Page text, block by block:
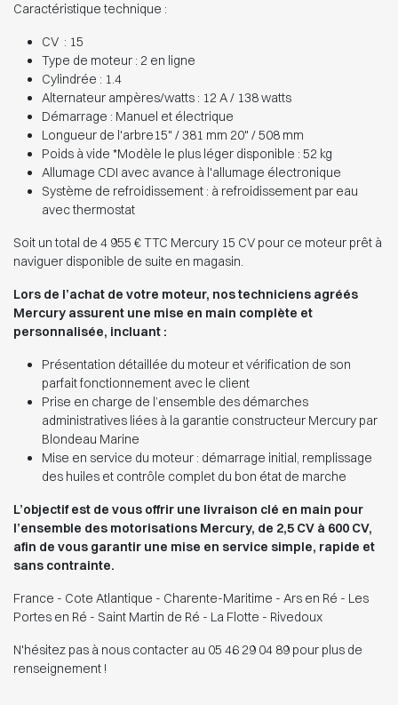
Caractéristique technique :
CV : 15
Type de moteur : 2 en ligne
Cylindrée : 1.4
Alternateur ampères/watts : 12 A / 138 watts
Démarrage : Manuel et électrique
Longueur de l'arbre15" / 381 mm 20" / 508 mm
Poids à vide *Modèle le plus léger disponible : 52 kg
Allumage CDI avec avance à l'allumage électronique
Système de refroidissement : à refroidissement par eau
avec thermostat
Soit un total de 4 955 € TTC Mercury 15 CV pour ce moteur prêt à
naviguer disponible de suite en magasin.
Lors de l’achat de votre moteur, nos techniciens agréés
Mercury assurent une mise en main complète et
personnalisée, incluant :
Présentation détaillée du moteur et vérification de son
parfait fonctionnement avec le client
Prise en charge de l’ensemble des démarches
administratives liées à la garantie constructeur Mercury par
Blondeau Marine
Mise en service du moteur : démarrage initial, remplissage
des huiles et contrôle complet du bon état de marche
L’objectif est de vous offrir une livraison clé en main pour
l’ensemble des motorisations Mercury, de 2,5 CV à 600 CV,
afin de vous garantir une mise en service simple, rapide et
sans contrainte.
France - Cote Atlantique - Charente-Maritime - Ars en Ré - Les
Portes en Ré - Saint Martin de Ré - La Flotte - Rivedoux
N'hésitez pas à nous contacter au 05 46 29 04 89 pour plus de
renseignement !